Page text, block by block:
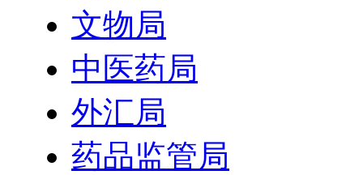
文物局
中医药局
外汇局
药品监管局